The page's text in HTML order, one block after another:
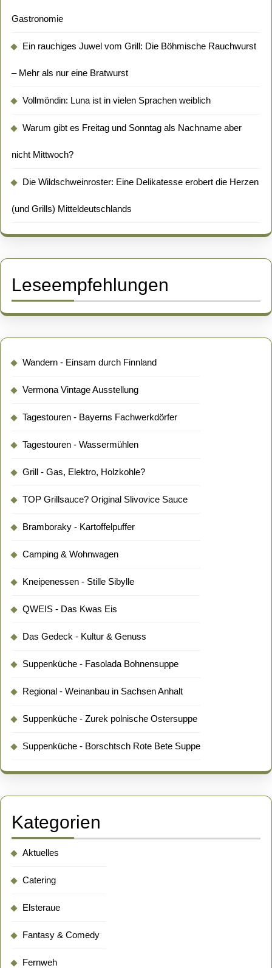
Gastronomie
Ein rauchiges Juwel vom Grill: Die Böhmische Rauchwurst
– Mehr als nur eine Bratwurst
Vollmöndin: Luna ist in vielen Sprachen weiblich
Warum gibt es Freitag und Sonntag als Nachname aber
nicht Mittwoch?
Die Wildschweinroster: Eine Delikatesse erobert die Herzen
(und Grills) Mitteldeutschlands
Leseempfehlungen
Wandern - Einsam durch Finnland
Vermona Vintage Ausstellung
Tagestouren - Bayerns Fachwerkdörfer
Tagestouren - Wassermühlen
Grill - Gas, Elektro, Holzkohle?
TOP Grillsauce? Original Slivovice Sauce
Bramboraky - Kartoffelpuffer
Camping & Wohnwagen
Kneipenessen - Stille Sibylle
QWEIS - Das Kwas Eis
Das Gedeck - Kultur & Genuss
Suppenküche - Fasolada Bohnensuppe
Regional - Weinanbau in Sachsen Anhalt
Suppenküche - Zurek polnische Ostersuppe
Suppenküche - Borschtsch Rote Bete Suppe
Kategorien
Aktuelles
Catering
Elsteraue
Fantasy & Comedy
Fernweh